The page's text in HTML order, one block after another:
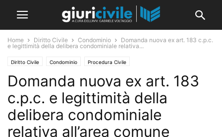
Home Diritto Civile Condominio
Domanda nuova ex art. 183 c.p.c.
e legittimità della delibera condominiale relativa...
Diritto Civile Condominio Procedura Civile
Domanda nuova ex art. 183
c.p.c. e legittimità della
delibera condominiale
relativa all’area comune